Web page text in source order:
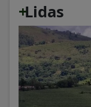
+
Lidas